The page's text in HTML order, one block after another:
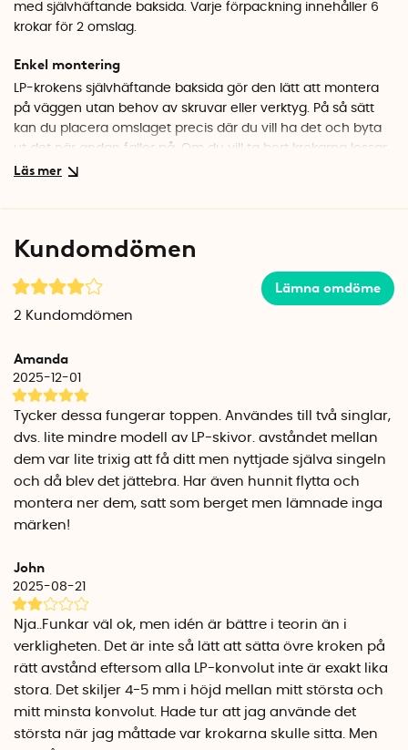
med självhäftande baksida. Varje förpackning innehåller 6
krokar för 2 omslag.
Enkel montering
LP-krokens självhäftande baksida gör den lätt att montera
på väggen utan behov av skruvar eller verktyg. På så sätt
kan du placera omslaget precis där du vill ha det och byta
ut det när andan faller på. Om du vill ta bort krokarna lossar
de smidigt genom att du drar i den diskreta flärpen, vilket
Hållbar svensk tillverkning
LP-kroken tillverkas i Göteborg av svensk biobaserad plast.
Den lokala tillverkningen bidrar till minskade transportutsläpp
och stödjer svensk produktion. Plastens biobaserade
Gör så här
1. Rengör väggen och markera med blyerts där du vill fästa
kroken.
2. Ta bort skyddsfilmen från den självhäftande baksidan.
3. Placera kroken mot väggen och tryck till för att fästa den.
4. Placera LP-omslaget mellan krokarna – klart!
Tänk på att dessa krokar är särskilt anpassade för att bära
avsedda för tyngre föremål eller annan typ av
upphängning.
Specifikationer
Material: Svensk biobaserad plast
Vikt: 12 g (ca 2g/krok)
Färg: Svart
Längd: 4,7 cm
Bredd: 1,6 cm
Kundomdömen
Lämna omdöme
2 Kundomdömen
Amanda
2025-12-01
Tycker dessa fungerar toppen. Användes till två singlar,
dvs. lite mindre modell av LP-skivor. avståndet mellan
dem var lite trixig att få ditt men nyttjade själva singeln
och då blev det jättebra. Har även hunnit flytta och
montera ner dem, satt som berget men lämnade inga
märken!
John
2025-08-21
Nja..Funkar väl ok, men idén är bättre i teorin än i
verkligheten. Det är inte så lätt att sätta övre kroken på
rätt avstånd eftersom alla LP-konvolut inte är exakt lika
stora. Det skiljer 4-5 mm i höjd mellan mitt största och
mitt minsta konvolut. Hade tur att jag använde det
största när jag måttade var krokarna skulle sitta. Men